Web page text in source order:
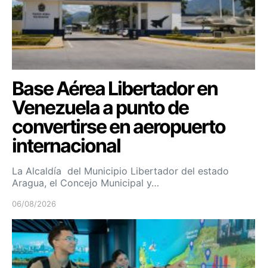
Base Aérea Libertador en
Venezuela a punto de
convertirse en aeropuerto
internacional
La Alcaldía del Municipio Libertador del estado
Aragua, el Concejo Municipal y…
06/08/2026